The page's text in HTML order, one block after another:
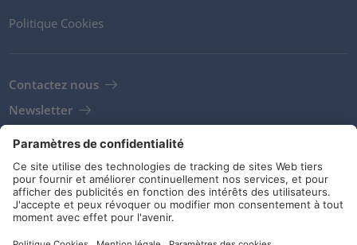
Politique Cookies
Contactez nous
Newsletter
Clients
Fournisseurs
Conditions de stockage